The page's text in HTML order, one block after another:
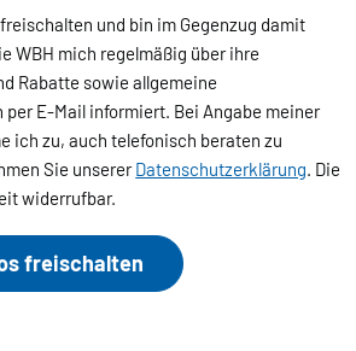
und bin im Gegenzug damit
WBH mich regelmäßig über ihre
Rabatte sowie allgemeine
E-Mail informiert. Bei Angabe meiner
ich zu, auch telefonisch beraten zu
Sie unsererDatenschutzerklärung. Die
widerrufbar.
freischalten